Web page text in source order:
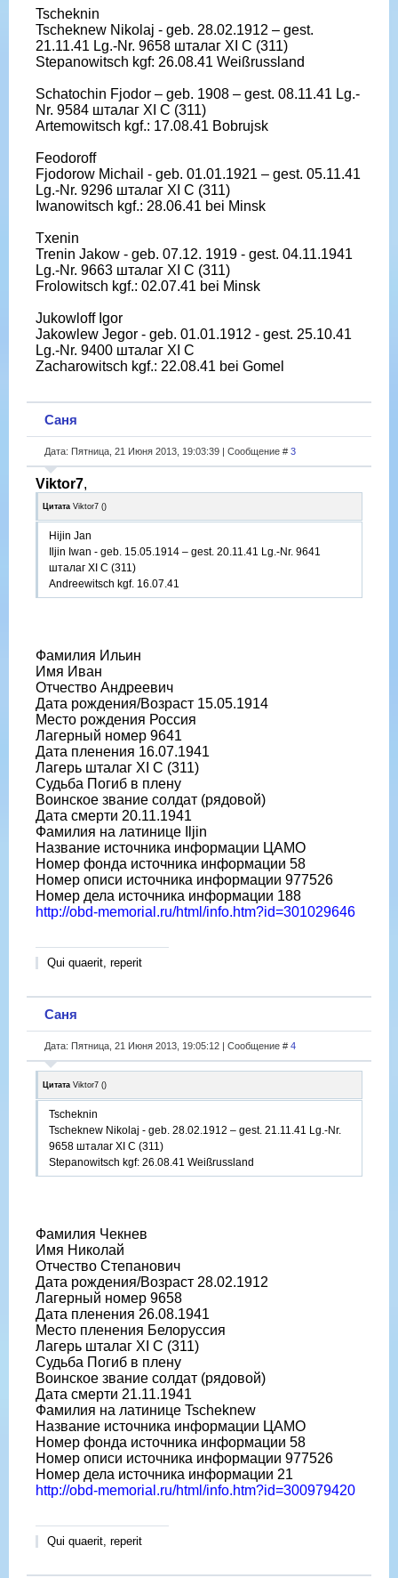
Tscheknin
Tscheknew Nikolaj - geb. 28.02.1912 – gest.
21.11.41 Lg.-Nr. 9658 шталаг XI C (311)
Stepanowitsch kgf: 26.08.41 Weißrussland
Schatochin Fjodor – geb. 1908 – gest. 08.11.41 Lg.-
Nr. 9584 шталаг XI C (311)
Artemowitsch kgf.: 17.08.41 Bobrujsk
Feodoroff
Fjodorow Michail - geb. 01.01.1921 – gest. 05.11.41
Lg.-Nr. 9296 шталаг XI C (311)
Iwanowitsch kgf.: 28.06.41 bei Minsk
Txenin
Trenin Jakow - geb. 07.12. 1919 - gest. 04.11.1941
Lg.-Nr. 9663 шталаг XI C (311)
Frolowitsch kgf.: 02.07.41 bei Minsk
Jukowloff Igor
Jakowlew Jegor - geb. 01.01.1912 - gest. 25.10.41
Lg.-Nr. 9400 шталаг XI C
Zacharowitsch kgf.: 22.08.41 bei Gomel
Саня
Дата: Пятница, 21 Июня 2013, 19:03:39 | Сообщение # 3
Viktor7,
Цитата Viktor7 ()
Hijin Jan
Iljin Iwan - geb. 15.05.1914 – gest. 20.11.41 Lg.-Nr. 9641
шталаг XI C (311)
Andreewitsch kgf. 16.07.41
Фамилия Ильин
Имя Иван
Отчество Андреевич
Дата рождения/Возраст 15.05.1914
Место рождения Россия
Лагерный номер 9641
Дата пленения 16.07.1941
Лагерь шталаг XI C (311)
Судьба Погиб в плену
Воинское звание солдат (рядовой)
Дата смерти 20.11.1941
Фамилия на латинице Iljin
Название источника информации ЦАМО
Номер фонда источника информации 58
Номер описи источника информации 977526
Номер дела источника информации 188
http://obd-memorial.ru/html/info.htm?id=301029646
Qui quaerit, reperit
Саня
Дата: Пятница, 21 Июня 2013, 19:05:12 | Сообщение # 4
Цитата Viktor7 ()
Tscheknin
Tscheknew Nikolaj - geb. 28.02.1912 – gest. 21.11.41 Lg.-Nr.
9658 шталаг XI C (311)
Stepanowitsch kgf: 26.08.41 Weißrussland
Фамилия Чекнев
Имя Николай
Отчество Степанович
Дата рождения/Возраст 28.02.1912
Лагерный номер 9658
Дата пленения 26.08.1941
Место пленения Белоруссия
Лагерь шталаг XI C (311)
Судьба Погиб в плену
Воинское звание солдат (рядовой)
Дата смерти 21.11.1941
Фамилия на латинице Tscheknew
Название источника информации ЦАМО
Номер фонда источника информации 58
Номер описи источника информации 977526
Номер дела источника информации 21
http://obd-memorial.ru/html/info.htm?id=300979420
Qui quaerit, reperit